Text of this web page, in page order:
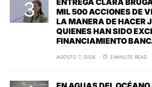
MIL 500 ACCIONES DE
LA MANERA DE HACER
QUIENES HAN SIDO
FINANCIAMIENTO
AGOSTO 7, 2026 3 MINUTE READ